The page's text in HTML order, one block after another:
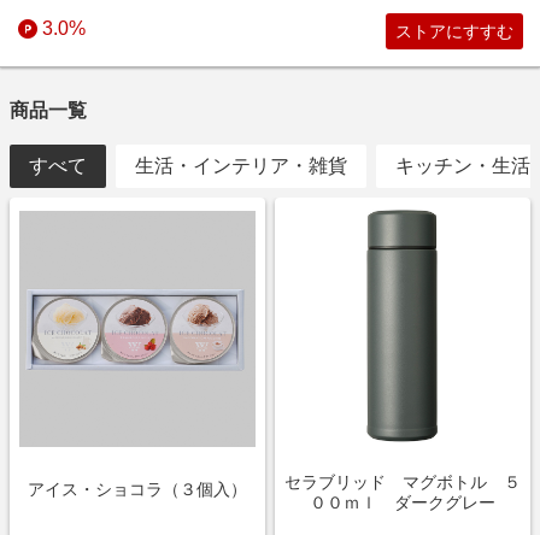
3.0% ストアにすすむ
商品一覧
すべて 生活・インテリア・雑貨 キッチン・生活
アイス・ショコラ（３個入）
セラブリッド マグボトル ５
００ｍｌ ダークグレー